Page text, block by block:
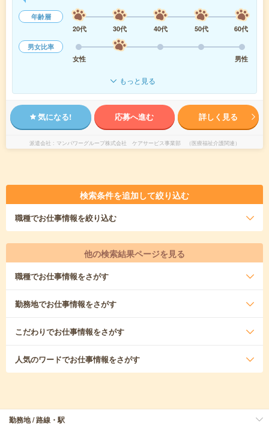
年齢層
20代
30代 40代 50代
60代
男女比率
女性
男性
もっと見る
気になる! 応募へ進む 詳しく見る
派遣会社 マンパワーグループ株式会社 ケアサービス事業部 （医療福祉介護関連）
検索条件を追加して絞り込む
職種でお仕事情報を絞り込む
他の検索結果ページを見る
職種でお仕事情報をさがす
勤務地でお仕事情報をさがす
こだわりでお仕事情報をさがす
人気のワードでお仕事情報をさがす
勤務地 / 路線・駅